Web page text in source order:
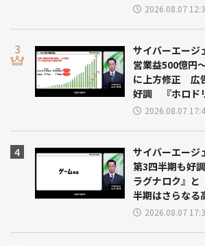
2026.08.07
サイバーエージ
営業益500億円
に上方修正 広
好調 『ホロド
2026.08.07
サイバーエージ
第3四半期も好
ラグナロク』と
半期はさらなる
2026.08.07